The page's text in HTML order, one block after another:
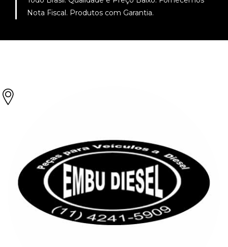
Nota Fiscal. Produtos com Garantia.